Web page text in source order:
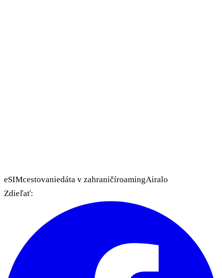
eSIMcestovaniedáta v zahraničíroamingAiralo
Zdieľať: